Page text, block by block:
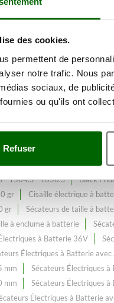
des cookies.
permettent de
notre trafic. Nous
sociaux, de
ou qu'ils ont
Refuser
Avec une
prix web.
Voltage 14V ,
Multifonctions Line 58
- 1504.S - 1650.S
Black
gr
Cisaille électrique à
gr
Sécateurs de taille à
à enclume à batterie
à Batterie 36V
Électriques à Batterie
mm
Sécateurs Électriques
mm
Sécateurs Électriques à
Électriques à Batterie